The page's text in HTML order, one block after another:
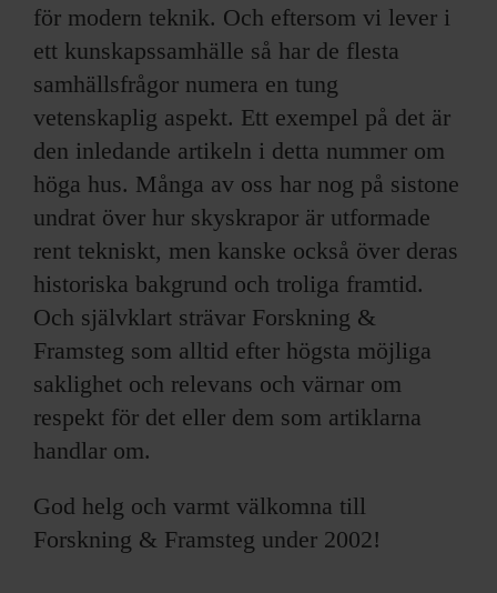
för modern teknik. Och eftersom vi lever i
ett kunskapssamhälle så har de flesta
samhällsfrågor numera en tung
vetenskaplig aspekt. Ett exempel på det är
den inledande artikeln i detta nummer om
höga hus. Många av oss har nog på sistone
undrat över hur skyskrapor är utformade
rent tekniskt, men kanske också över deras
historiska bakgrund och troliga framtid.
Och självklart strävar Forskning &
Framsteg som alltid efter högsta möjliga
saklighet och relevans och värnar om
respekt för det eller dem som artiklarna
handlar om.
God helg och varmt välkomna till
Forskning & Framsteg under 2002!